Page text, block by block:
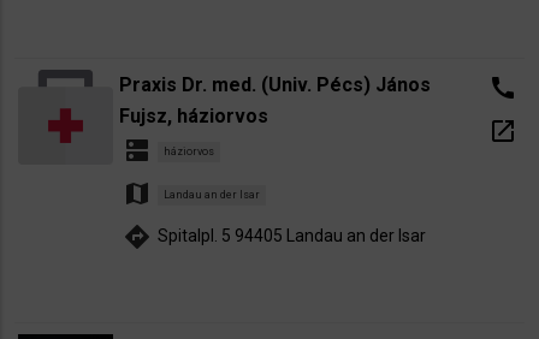
Praxis Dr. med. (Univ. Pécs) János
Fujsz, háziorvos
dns háziorvos
map Landau an der Isar
directions Spitalpl. 5 94405 Landau an der Isar
call
open_in_new